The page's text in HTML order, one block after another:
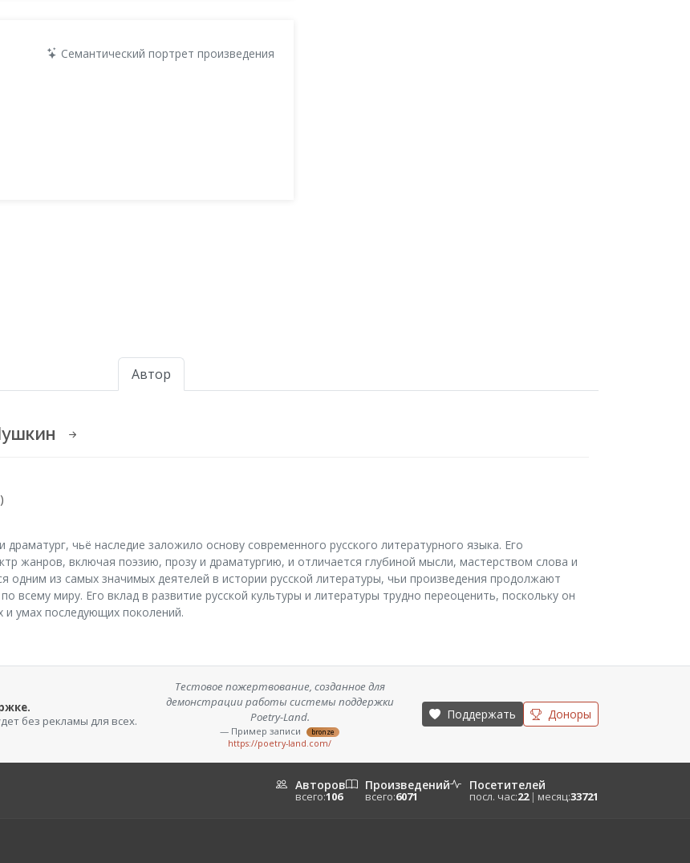
Семантический портрет произведения
Автор
чьё наследие заложило основу современного русского литературного языка. Его
жанров, включая поэзию, прозу и драматургию, и отличается глубиной мысли, мастерством слова и
одним из самых значимых деятелей в истории русской литературы, чьи произведения продолжают
всему миру. Его вклад в развитие русской культуры и литературы трудно переоценить, поскольку он
и умах последующих поколений.
без рекламы для всех.
Тестовое пожертвование, созданное для
демонстрации работы системы поддержки
Poetry-Land.
— Пример записи bronze
https://poetry-land.com/
Поддержать Доноры
Авторов
всего:106
Произведений
всего:6071
Посетителей
посл. час:22 | месяц:33721